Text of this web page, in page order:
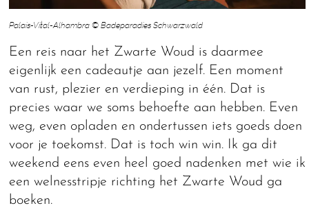
Palais-Vital-Alhambra © Badeparadies Schwarzwald
Een reis naar het Zwarte Woud is daarmee
eigenlijk een cadeautje aan jezelf. Een moment
van rust, plezier en verdieping in één. Dat is
precies waar we soms behoefte aan hebben. Even
weg, even opladen en ondertussen iets goeds doen
voor je toekomst. Dat is toch win win. Ik ga dit
weekend eens even heel goed nadenken met wie ik
een welnesstripje richting het Zwarte Woud ga
boeken.